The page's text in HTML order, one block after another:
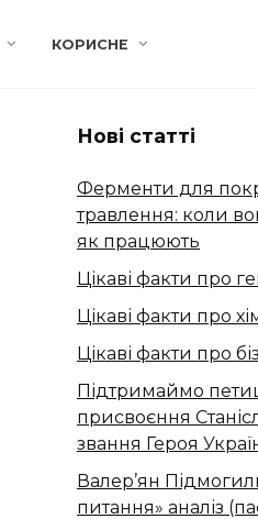
КОРИСНЕ
Нові статті
Ферменти для
травлення: коли
як працюють
Цікаві факти про
Цікаві факти про
Цікаві факти про
Підтримаймо
присвоєння
звання Героя
Валер’ян
питання» аналіз